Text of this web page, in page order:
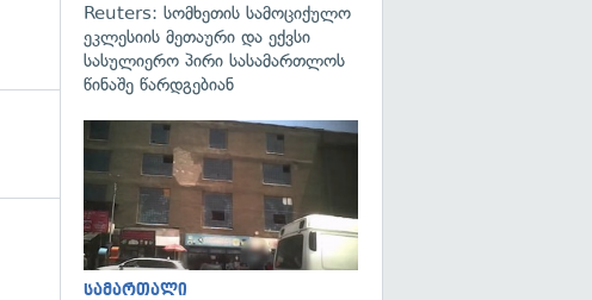
Reuters: სომხეთის სამოციქულო
ეკლესიის მეთაური და ექვსი
სასულიერო პირი სასამართლოს
წინაშე წარდგებიან
სამართალი